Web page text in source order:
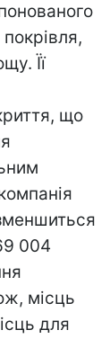
Її
що
004
місць
для